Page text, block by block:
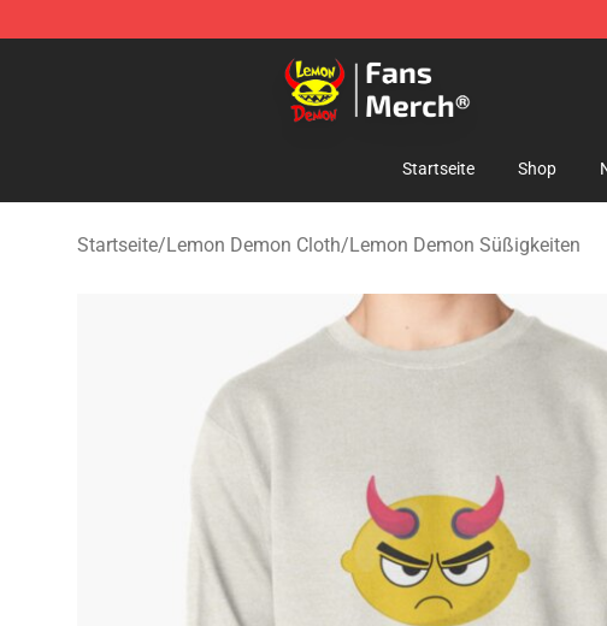
Lemon Demon Store - Official Lemon Demon Merchandise Shop
Startseite Shop
Startseite/Lemon Demon Cloth/Lemon Demon Süßigkeiten